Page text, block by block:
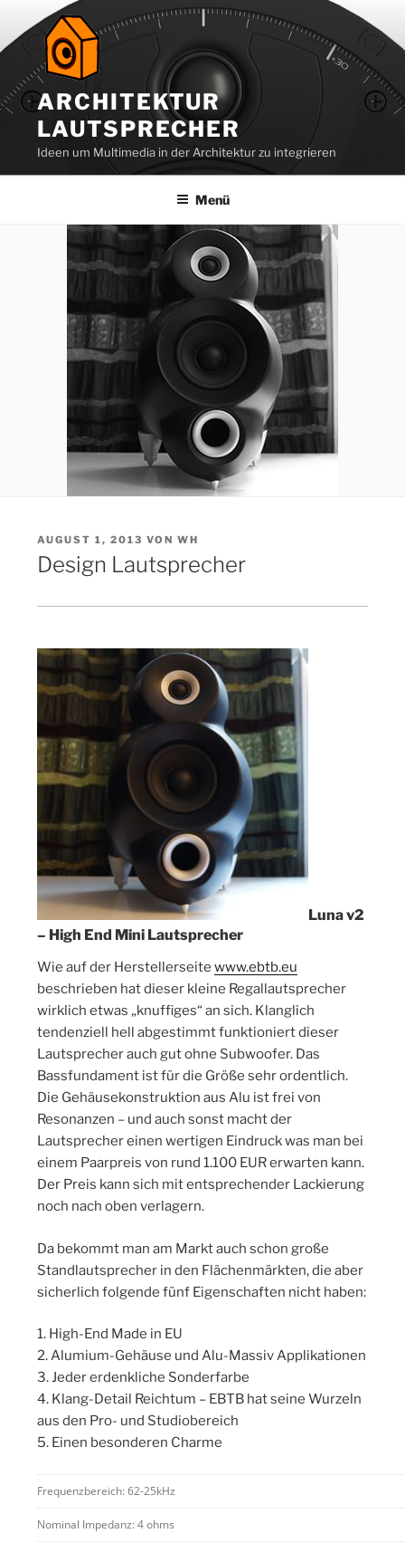
Inhalt
springen
ARCHITEKTUR
LAUTSPRECHER
Ideen um Multimedia in der Architektur zu integrieren
Menü
VERÖFFENTLICHT
AM
AUGUST 1, 2013 VONWH
Design Lautsprecher
Luna v2
– High End Mini Lautsprecher
Wie auf der Herstellerseitewww.ebtb.eu
beschrieben hat dieser kleine Regallautsprecher
wirklich etwas „knuffiges“ an sich. Klanglich
tendenziell hell abgestimmt funktioniert dieser
Lautsprecher auch gut ohne Subwoofer. Das
Bassfundament ist für die Größe sehr ordentlich.
Die Gehäusekonstruktion aus Alu ist frei von
Resonanzen – und auch sonst macht der
Lautsprecher einen wertigen Eindruck was man bei
einem Paarpreis von rund 1.100 EUR erwarten kann.
Der Preis kann sich mit entsprechender Lackierung
noch nach oben verlagern.
Da bekommt man am Markt auch schon große
Standlautsprecher in den Flächenmärkten, die aber
sicherlich folgende fünf Eigenschaften nicht haben:
1. High-End Made in EU
2. Alumium-Gehäuse und Alu-Massiv Applikationen
3. Jeder erdenkliche Sonderfarbe
4. Klang-Detail Reichtum – EBTB hat seine Wurzeln
aus den Pro- und Studiobereich
5. Einen besonderen Charme
Frequenzbereich: 62-25kHz
Nominal Impedanz: 4 ohms